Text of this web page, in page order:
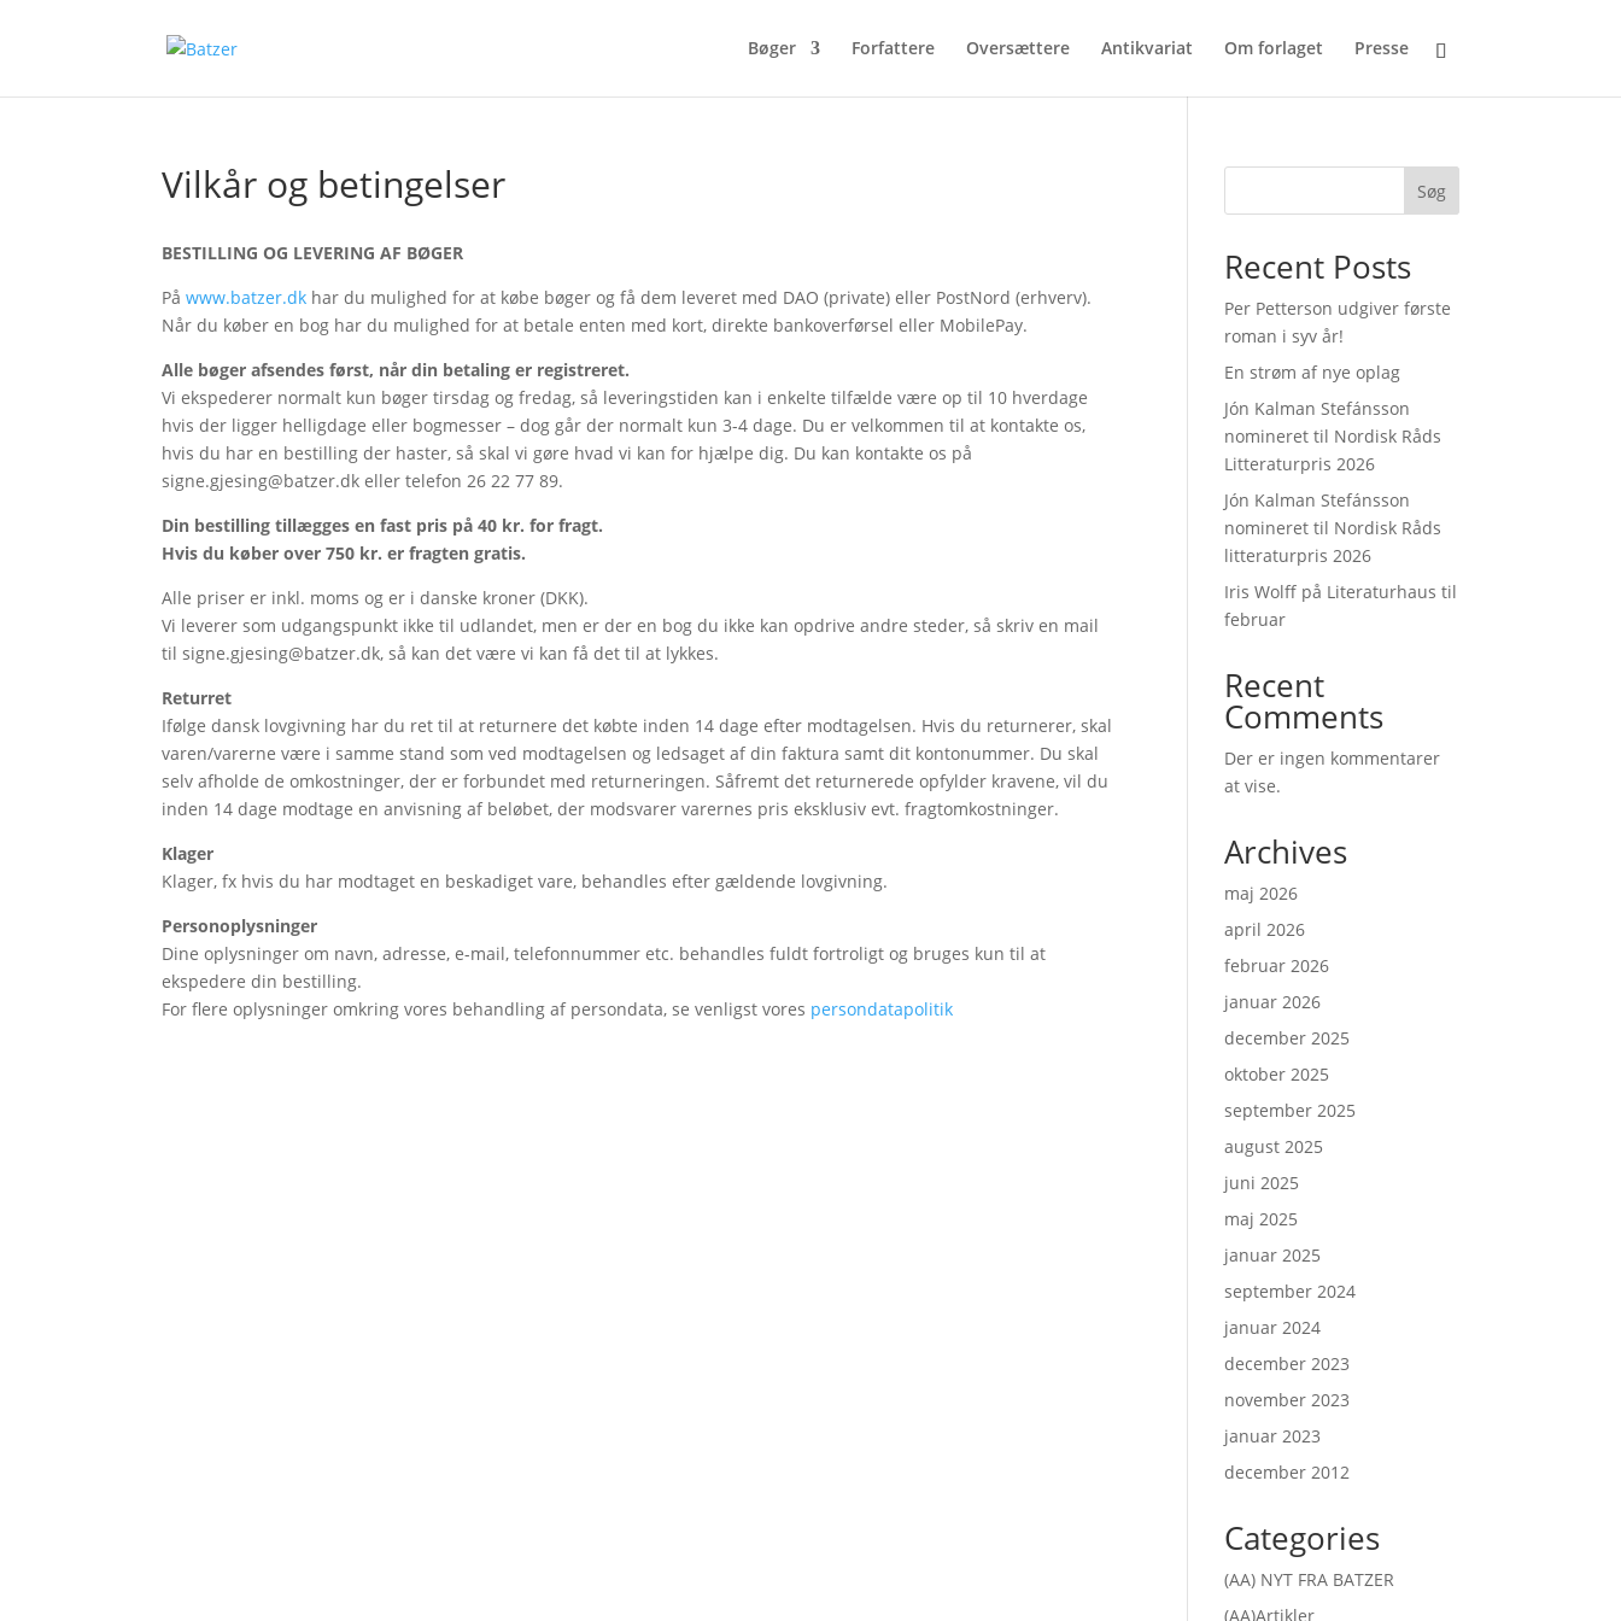
Bøger Forfattere Oversættere Antikvariat Om forlaget Presse
Vilkår og betingelser
BESTILLING OG LEVERING AF BØGER
Påwww.batzer.dk har du mulighed for at købe bøger og få dem leveret med DAO (private) eller PostNord (erhverv).
Når du køber en bog har du mulighed for at betale enten med kort, direkte bankoverførsel eller MobilePay.
Alle bøger afsendes først, når din betaling er registreret.
Vi ekspederer normalt kun bøger tirsdag og fredag, så leveringstiden kan i enkelte tilfælde være op til 10 hverdage
hvis der ligger helligdage eller bogmesser – dog går der normalt kun 3-4 dage. Du er velkommen til at kontakte os,
hvis du har en bestilling der haster, så skal vi gøre hvad vi kan for hjælpe dig. Du kan kontakte os på
signe.gjesing@batzer.dk eller telefon 26 22 77 89.
Din bestilling tillægges en fast pris på 40 kr. for fragt.
Hvis du køber over 750 kr. er fragten gratis.
Alle priser er inkl. moms og er i danske kroner (DKK).
Vi leverer som udgangspunkt ikke til udlandet, men er der en bog du ikke kan opdrive andre steder, så skriv en mail
til signe.gjesing@batzer.dk, så kan det være vi kan få det til at lykkes.
Returret
Ifølge dansk lovgivning har du ret til at returnere det købte inden 14 dage efter modtagelsen. Hvis du returnerer, skal
varen/varerne være i samme stand som ved modtagelsen og ledsaget af din faktura samt dit kontonummer. Du skal
selv afholde de omkostninger, der er forbundet med returneringen. Såfremt det returnerede opfylder kravene, vil du
inden 14 dage modtage en anvisning af beløbet, der modsvarer varernes pris eksklusiv evt. fragtomkostninger.
Klager
Klager, fx hvis du har modtaget en beskadiget vare, behandles efter gældende lovgivning.
Personoplysninger
Dine oplysninger om navn, adresse, e-mail, telefonnummer etc. behandles fuldt fortroligt og bruges kun til at
ekspedere din bestilling.
For flere oplysninger omkring vores behandling af persondata, se venligst vores persondatapolitik
Søg
Recent Posts
Per Petterson udgiver første
roman i syv år!
En strøm af nye oplag
Jón Kalman Stefánsson
nomineret til Nordisk Råds
Litteraturpris 2026
Jón Kalman Stefánsson
nomineret til Nordisk Råds
litteraturpris 2026
Iris Wolff på Literaturhaus til
februar
Recent
Comments
Der er ingen kommentarer
at vise.
Archives
maj 2026
april 2026
februar 2026
januar 2026
december 2025
oktober 2025
september 2025
august 2025
juni 2025
maj 2025
januar 2025
september 2024
januar 2024
december 2023
november 2023
januar 2023
december 2012
Categories
(AA) NYT FRA BATZER
(AA)Artikler